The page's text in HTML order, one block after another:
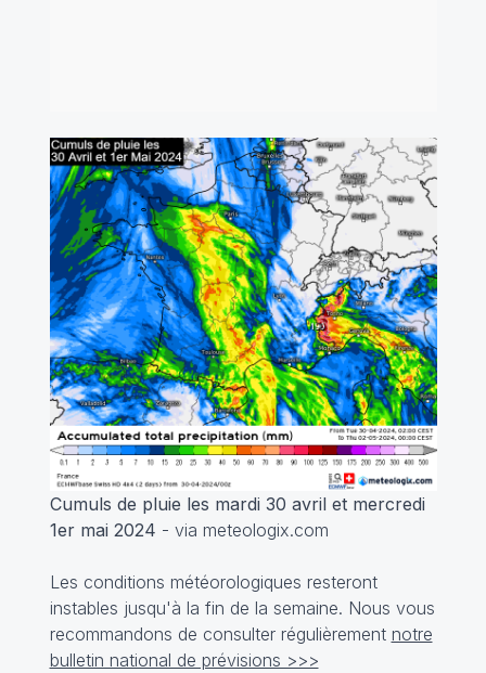
Cumuls de pluie les mardi 30 avril et mercredi
1er mai 2024 - via meteologix.com
Les conditions météorologiques resteront
instables jusqu'à la fin de la semaine. Nous vous
recommandons de consulter régulièrement notre
bulletin national de prévisions >>>